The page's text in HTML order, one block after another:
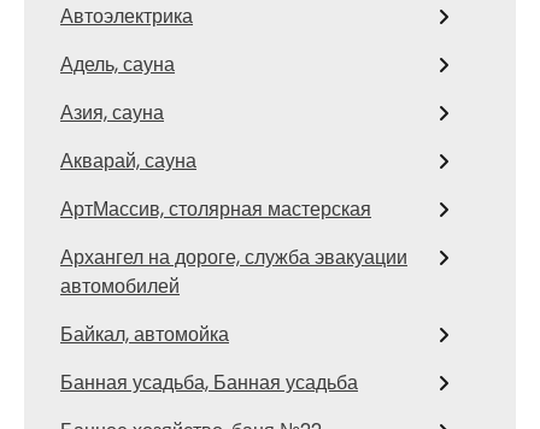
Автоэлектрика
Адель, сауна
Азия, сауна
Акварай, сауна
АртМассив, столярная мастерская
Архангел на дороге, служба эвакуации
автомобилей
Байкал, автомойка
Банная усадьба, Банная усадьба